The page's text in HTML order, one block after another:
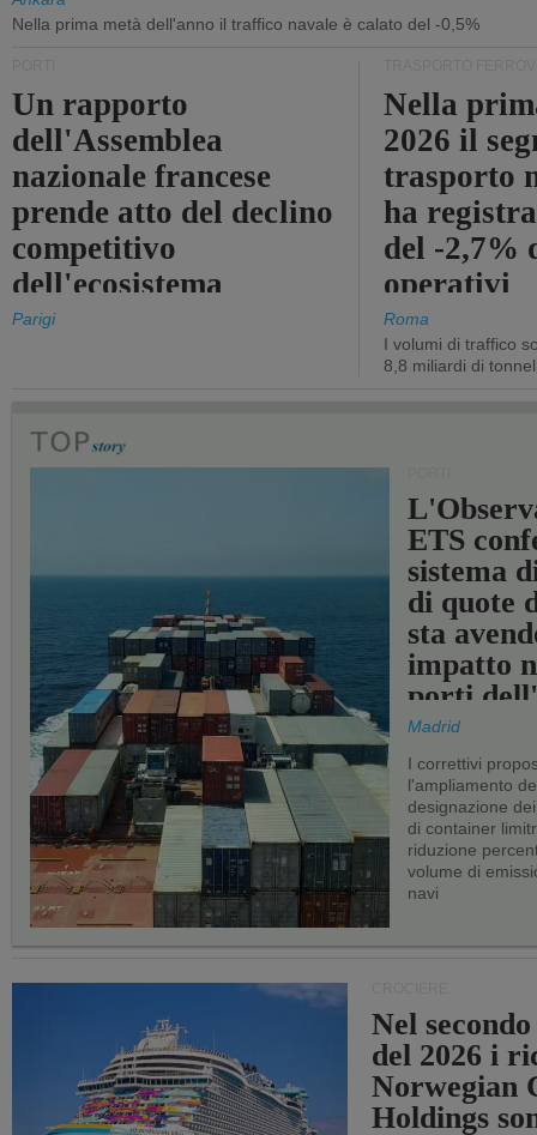
Nella prima metà dell'anno il traffico navale è calato del -0,5%
Un rapporto
dell'Assemblea
nazionale francese
prende atto del declino
competitivo
dell'ecosistema
portuale statale
Parigi
Nella
2026 il
trasporto
ha
del -2,7%
operativi
Roma
I volumi di traffico
8,8 miliardi di
ETS
sistema
di quote
sta
impatto
porti
Madrid
I correttivi
l'ampliamento
designazione
di container
riduzione
volume di
navi
Nel
del 2026 i
Norwegian
Holdings